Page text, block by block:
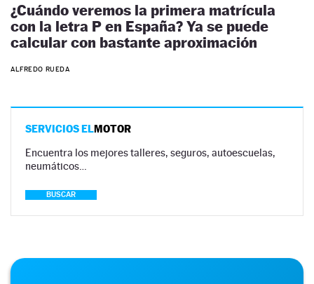
¿Cuándo veremos la primera matrícula
con la letra P en España? Ya se puede
calcular con bastante aproximación
ALFREDO RUEDA
SERVICIOS ELMOTOR
Encuentra los mejores talleres, seguros, autoescuelas,
neumáticos…
BUSCAR